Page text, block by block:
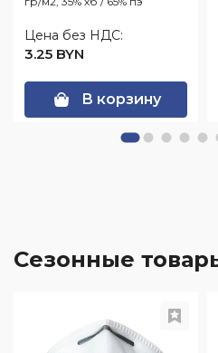
Цена без НДС:
3.25 BYN
В корзину
Сезонные